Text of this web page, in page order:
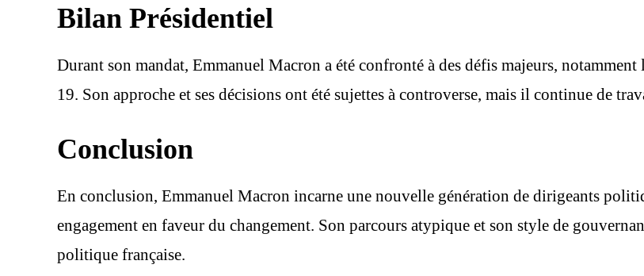
Bilan Présidentiel
Durant son mandat, Emmanuel Macron a été confronté à des défis majeurs,
19. Son approche et ses décisions ont été sujettes à controverse, mais il continue de
Conclusion
En conclusion, Emmanuel Macron incarne une nouvelle génération de dirigeants
engagement en faveur du changement. Son parcours atypique et son style de
politique française.